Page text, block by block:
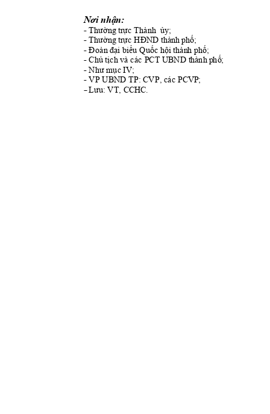
Nơi nhận:
- Thường trực Thành ủy;
- Thường trực HĐND thành phố;
- Đoàn đại biểu Quốc hội thành phố;
- Chủ tịch và các PCT UBND thành phố;
- Như mục IV;
- VP UBND TP: CVP, các PCVP;
-Lưu: VT, CCHC.